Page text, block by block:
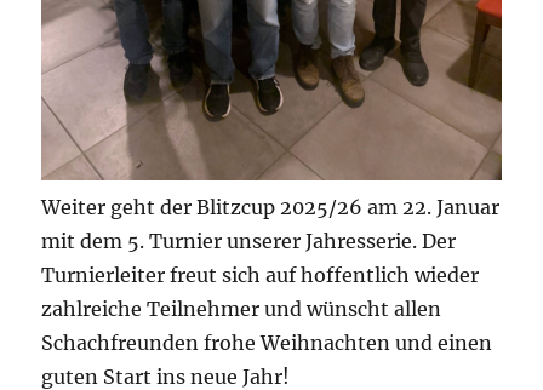
Weiter geht der Blitzcup 2025/26 am 22. Januar
mit dem 5. Turnier unserer Jahresserie. Der
Turnierleiter freut sich auf hoffentlich wieder
zahlreiche Teilnehmer und wünscht allen
Schachfreunden frohe Weihnachten und einen
guten Start ins neue Jahr!